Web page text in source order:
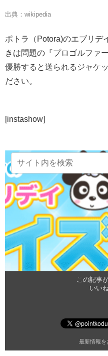
出典：wikipedia
ポトラ（Potora)のエブリデ
きは問題の『プロゴルファ
優勝すると送られるジャケ
ださい。
[instashow]
この記事
いい
最新情報を